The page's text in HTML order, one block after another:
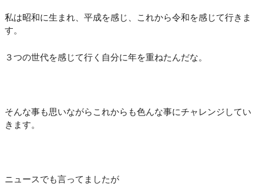
私は昭和に生まれ、平成を感じ、これから令和を感じて行きま
す。
３つの世代を感じて行く自分に年を重ねたんだな。
そんな事も思いながらこれからも色んな事にチャレンジしてい
きます。
ニュースでも言ってましたが